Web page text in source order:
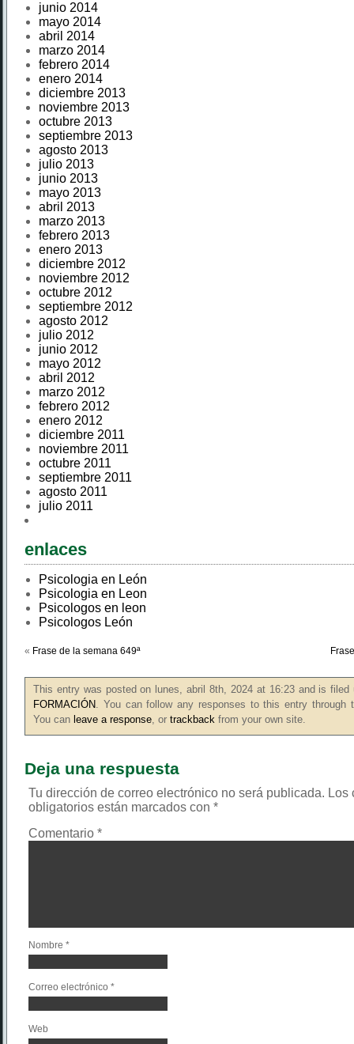
junio 2014
mayo 2014
abril 2014
marzo 2014
febrero 2014
enero 2014
diciembre 2013
noviembre 2013
octubre 2013
septiembre 2013
agosto 2013
julio 2013
junio 2013
mayo 2013
abril 2013
marzo 2013
febrero 2013
enero 2013
diciembre 2012
noviembre 2012
octubre 2012
septiembre 2012
agosto 2012
julio 2012
junio 2012
mayo 2012
abril 2012
marzo 2012
febrero 2012
enero 2012
diciembre 2011
noviembre 2011
octubre 2011
septiembre 2011
agosto 2011
julio 2011
enlaces
Psicologia en León
Psicologia en Leon
Psicologos en leon
Psicologos León
« Frase de la semana 649ª
This entry was posted on lunes, abril 8th, 2024 at 16:23 and is
FORMACIÓN. You can follow any responses to this entry through
You can leave a response, or trackback from your own site.
Deja una respuesta
Tu dirección de correo electrónico no será publicada. Los
obligatorios están marcados con *
Comentario *
Nombre *
Correo electrónico *
Web